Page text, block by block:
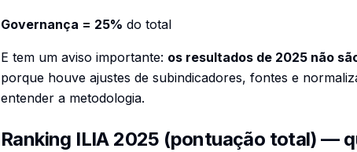
Governança = 25% do total
E tem um aviso importante: os resultados de 2025 não
porque houve ajustes de subindicadores, fontes e
entender a metodologia.
Ranking ILIA 2025 (pontuação total) —